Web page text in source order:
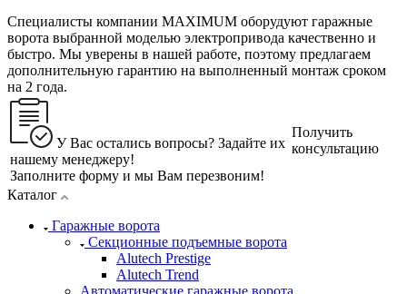
Специалисты компании MAXIMUM оборудуют гаражные
ворота выбранной моделью электропривода качественно и
быстро. Мы уверены в нашей работе, поэтому предлагаем
дополнительную гарантию на выполненный монтаж сроком
на 2 года.
У Вас остались вопросы? Задайте их
нашему менеджеру!
Заполните форму и мы Вам перезвоним!
Получить
консультацию
Каталог
Гаражные ворота
Секционные подъемные ворота
Alutech Prestige
Alutech Trend